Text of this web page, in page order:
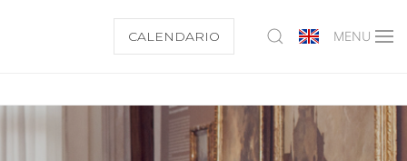
CALENDARIO MENU